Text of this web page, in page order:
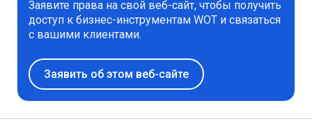
Заявите права на свой веб-сайт, чтобы получить
доступ к бизнес-инструментам WOT и связаться
с вашими клиентами.
Заявить об этом веб-сайте